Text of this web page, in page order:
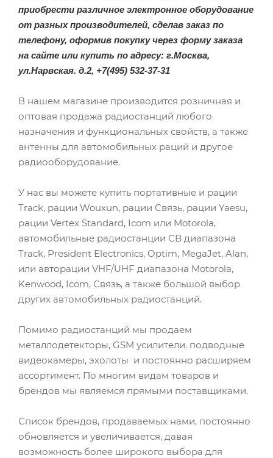
приобрести различное электронное оборудование
от разных производителей, сделав заказ по
телефону, оформив покупку через форму заказа
на сайте или купить по адресу: г.Москва,
ул.Нарвская. д.2, +7(495) 532-37-31
В нашем магазине производится розничная и
оптовая продажа радиостанций любого
назначения и функциональных свойств, а также
антенны для автомобильных раций и другое
радиооборудование.
У нас вы можете купить портативные и рации
Track, рации Wouxun, рации Связь, рации Yaesu,
рации Vertex Standard, Icom или Motorola,
автомобильные радиостанции CB диапазона
Track, President Electronics, Optim, MegaJet, Alan,
или авторации VHF/UHF диапазона Motorola,
Kenwood, Icom, Связь, а также большой выбор
других автомобильных радиостанций.
Помимо радиостанций мы продаем
металлодетекторы, GSM усилители. подводные
видеокамеры, эхолоты и постоянно расширяем
ассортимент. По многим видам товаров и
брендов мы являемся прямыми поставщиками.
Список брендов, продаваемых нами, постоянно
обновляется и увеличивается, давая
возможность более широкого выбора для